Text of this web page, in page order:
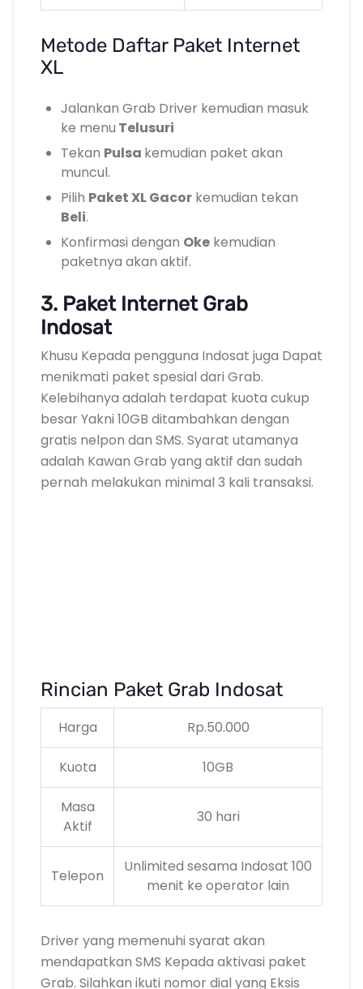
Metode Daftar Paket Internet
XL
Jalankan Grab Driver kemudian masuk
ke menu Telusuri
Tekan Pulsa kemudian paket akan
muncul.
Pilih Paket XL Gacor kemudian tekan
Beli.
Konfirmasi dengan Oke kemudian
paketnya akan aktif.
3. Paket Internet Grab
Indosat
Khusu Kepada pengguna Indosat juga Dapat
menikmati paket spesial dari Grab.
Kelebihanya adalah terdapat kuota cukup
besar Yakni 10GB ditambahkan dengan
gratis nelpon dan SMS. Syarat utamanya
adalah Kawan Grab yang aktif dan sudah
pernah melakukan minimal 3 kali transaksi.
Rincian Paket Grab Indosat
Harga Rp.50.000
Kuota 10GB
Masa
Aktif
30 hari
Telepon
Unlimited sesama Indosat 100
menit ke operator lain
Driver yang memenuhi syarat akan
mendapatkan SMS Kepada aktivasi paket
Grab. Silahkan ikuti nomor dial yang Eksis